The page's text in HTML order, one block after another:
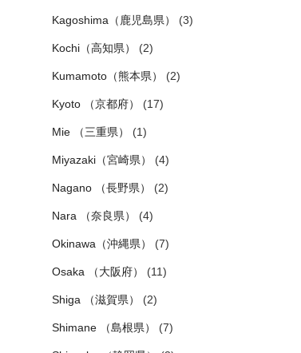
Kagoshima（鹿児島県） (3)
Kochi（高知県） (2)
Kumamoto（熊本県） (2)
Kyoto （京都府） (17)
Mie （三重県） (1)
Miyazaki（宮崎県） (4)
Nagano （長野県） (2)
Nara （奈良県） (4)
Okinawa（沖縄県） (7)
Osaka （大阪府） (11)
Shiga （滋賀県） (2)
Shimane （島根県） (7)